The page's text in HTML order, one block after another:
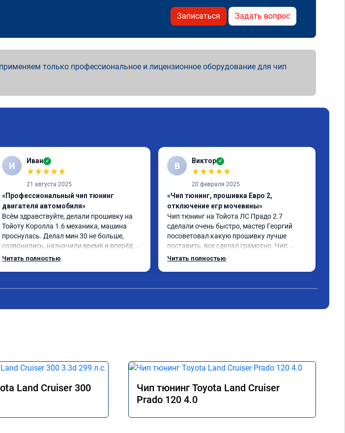
Записаться Задать вопрос
только профессиональное и лицензионное оборудование для чип
И Иван ✓
★★★★★
21 августа 2025
«Профессиональный чип тюнинг
двигателя автомобиля»
Всём здравствуйте, делали прошивку на
Тойоту Королла 1.6 механика, машина
проснулась. Делал мин 30 не больше,
созвонились, назначили время и вперёд. Я
лично доволен результатом. 5 звезд... 👍
Читать полностью
В Виктор ✓
★★★★★
20 февраля 2025
«Чип тюнинг, прошивка Евро 2,
отключение егр мочевины»
Чип тюнинг на Тойота ЛС Прадо 2.7
сделали очень быстро, мастер Георгий
посоветовал какую прошивку лучше
поставить, все сделал грамотно. Чип
тюнингом очень доволен, машина ожила
Читать полностью
Land Cruiser 300
Чип тюнинг Toyota Land Cruiser
Prado 120 4.0